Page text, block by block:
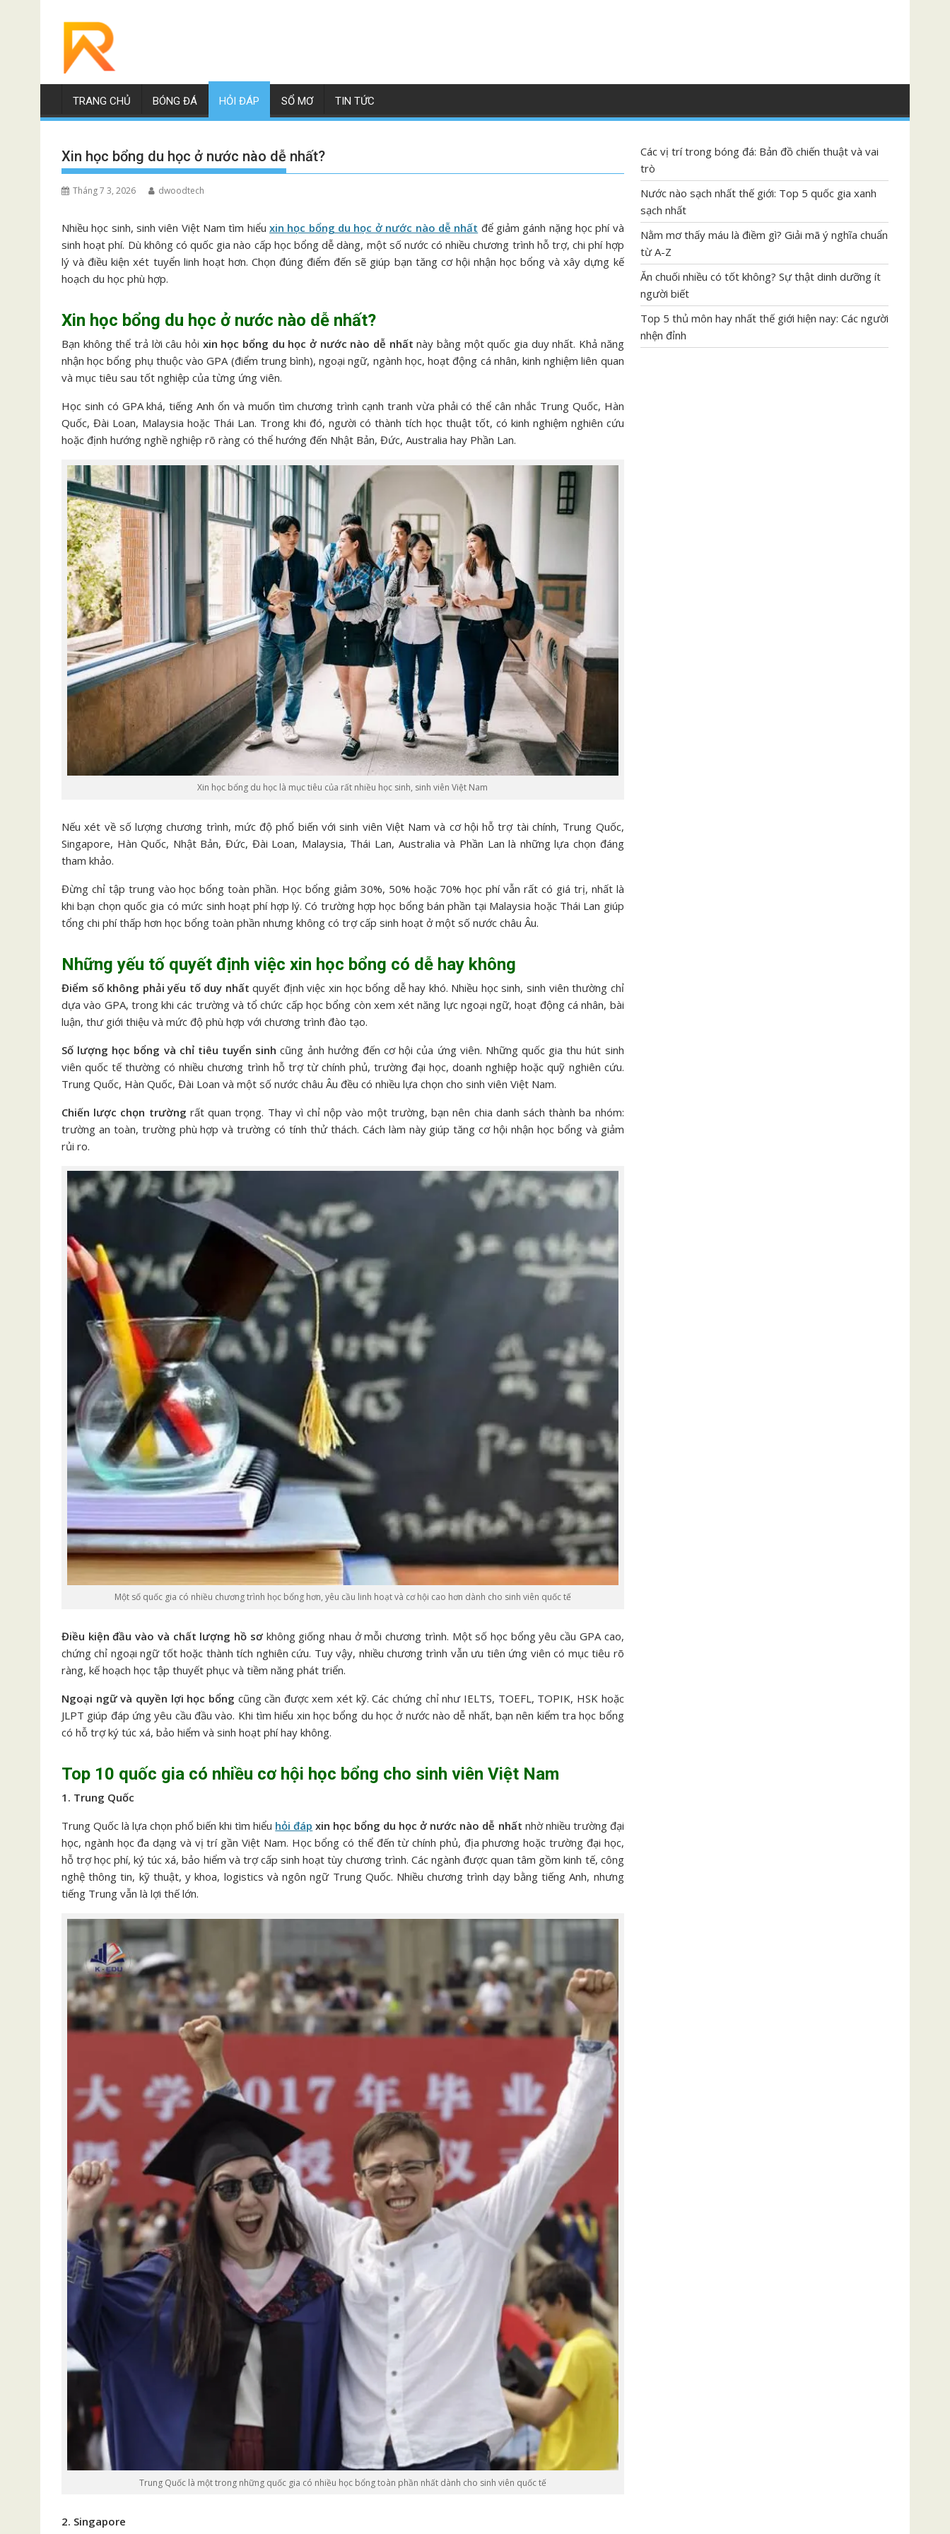
content
TRANG CHỦ BÓNG ĐÁ HỎI ĐÁP SỔ MƠ TIN TỨC
Xin học bổng du học ở nước nào dễ nhất?
Tháng 7 3, 2026 dwoodtech
Nhiều học sinh, sinh viên Việt Nam tìm hiểu xin học bổng du học ở nước nào dễ nhất để giảm gánh nặng học phí và
sinh hoạt phí. Dù không có quốc gia nào cấp học bổng dễ dàng, một số nước có nhiều chương trình hỗ trợ, chi phí hợp
lý và điều kiện xét tuyển linh hoạt hơn. Chọn đúng điểm đến sẽ giúp bạn tăng cơ hội nhận học bổng và xây dựng kế
hoạch du học phù hợp.
Xin học bổng du học ở nước nào dễ nhất?
Bạn không thể trả lời câu hỏi xin học bổng du học ở nước nào dễ nhất này bằng một quốc gia duy nhất. Khả năng
nhận học bổng phụ thuộc vào GPA (điểm trung bình), ngoại ngữ, ngành học, hoạt động cá nhân, kinh nghiệm liên quan
và mục tiêu sau tốt nghiệp của từng ứng viên.
Học sinh có GPA khá, tiếng Anh ổn và muốn tìm chương trình cạnh tranh vừa phải có thể cân nhắc Trung Quốc, Hàn
Quốc, Đài Loan, Malaysia hoặc Thái Lan. Trong khi đó, người có thành tích học thuật tốt, có kinh nghiệm nghiên cứu
hoặc định hướng nghề nghiệp rõ ràng có thể hướng đến Nhật Bản, Đức, Australia hay Phần Lan.
Xin học bổng du học là mục tiêu của rất nhiều học sinh, sinh viên Việt Nam
Nếu xét về số lượng chương trình, mức độ phổ biến với sinh viên Việt Nam và cơ hội hỗ trợ tài chính, Trung Quốc,
Singapore, Hàn Quốc, Nhật Bản, Đức, Đài Loan, Malaysia, Thái Lan, Australia và Phần Lan là những lựa chọn đáng
tham khảo.
Đừng chỉ tập trung vào học bổng toàn phần. Học bổng giảm 30%, 50% hoặc 70% học phí vẫn rất có giá trị, nhất là
khi bạn chọn quốc gia có mức sinh hoạt phí hợp lý. Có trường hợp học bổng bán phần tại Malaysia hoặc Thái Lan giúp
tổng chi phí thấp hơn học bổng toàn phần nhưng không có trợ cấp sinh hoạt ở một số nước châu Âu.
Những yếu tố quyết định việc xin học bổng có dễ hay không
Điểm số không phải yếu tố duy nhất quyết định việc xin học bổng dễ hay khó. Nhiều học sinh, sinh viên thường chỉ
dựa vào GPA, trong khi các trường và tổ chức cấp học bổng còn xem xét năng lực ngoại ngữ, hoạt động cá nhân, bài
luận, thư giới thiệu và mức độ phù hợp với chương trình đào tạo.
Số lượng học bổng và chỉ tiêu tuyển sinh cũng ảnh hưởng đến cơ hội của ứng viên. Những quốc gia thu hút sinh
viên quốc tế thường có nhiều chương trình hỗ trợ từ chính phủ, trường đại học, doanh nghiệp hoặc quỹ nghiên cứu.
Trung Quốc, Hàn Quốc, Đài Loan và một số nước châu Âu đều có nhiều lựa chọn cho sinh viên Việt Nam.
Chiến lược chọn trường rất quan trọng. Thay vì chỉ nộp vào một trường, bạn nên chia danh sách thành ba nhóm:
trường an toàn, trường phù hợp và trường có tính thử thách. Cách làm này giúp tăng cơ hội nhận học bổng và giảm
rủi ro.
Một số quốc gia có nhiều chương trình học bổng hơn, yêu cầu linh hoạt và cơ hội cao hơn dành cho sinh viên quốc tế
Điều kiện đầu vào và chất lượng hồ sơkhông giống nhau ở mỗi chương trình. Một số học bổng yêu cầu GPA cao,
chứng chỉ ngoại ngữ tốt hoặc thành tích nghiên cứu. Tuy vậy, nhiều chương trình vẫn ưu tiên ứng viên có mục tiêu rõ
ràng, kế hoạch học tập thuyết phục và tiềm năng phát triển.
Ngoại ngữ và quyền lợi học bổng cũng cần được xem xét kỹ. Các chứng chỉ như IELTS, TOEFL, TOPIK, HSK hoặc
JLPT giúp đáp ứng yêu cầu đầu vào. Khi tìm hiểu xin học bổng du học ở nước nào dễ nhất, bạn nên kiểm tra học bổng
có hỗ trợ ký túc xá, bảo hiểm và sinh hoạt phí hay không.
Top 10 quốc gia có nhiều cơ hội học bổng cho sinh viên Việt Nam
1. Trung Quốc
Trung Quốc là lựa chọn phổ biến khi tìm hiểu hỏi đáp xin học bổng du học ở nước nào dễ nhất nhờ nhiều trường đại
học, ngành học đa dạng và vị trí gần Việt Nam. Học bổng có thể đến từ chính phủ, địa phương hoặc trường đại học,
hỗ trợ học phí, ký túc xá, bảo hiểm và trợ cấp sinh hoạt tùy chương trình. Các ngành được quan tâm gồm kinh tế, công
nghệ thông tin, kỹ thuật, y khoa, logistics và ngôn ngữ Trung Quốc. Nhiều chương trình dạy bằng tiếng Anh, nhưng
tiếng Trung vẫn là lợi thế lớn.
Trung Quốc là một trong những quốc gia có nhiều học bổng toàn phần nhất dành cho sinh viên quốc tế
2. Singapore
Các vị trí trong bóng đá: Bản đồ chiến thuật và vai
trò
Nước nào sạch nhất thế giới: Top 5 quốc gia xanh
sạch nhất
Nằm mơ thấy máu là điềm gì? Giải mã ý nghĩa chuẩn
từ A-Z
Ăn chuối nhiều có tốt không? Sự thật dinh dưỡng ít
người biết
Top 5 thủ môn hay nhất thế giới hiện nay: Các người
nhện đỉnh